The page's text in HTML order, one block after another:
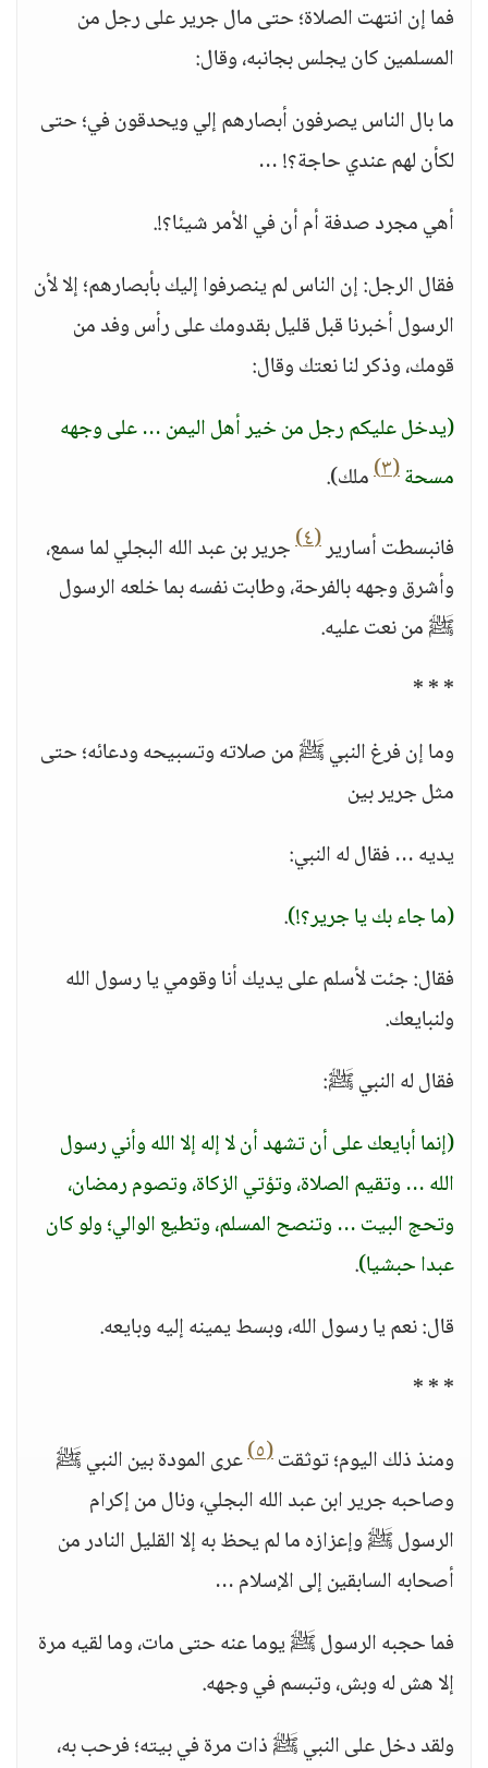
فما إن انتهت الصلاة؛ حتى مال جرير على رجل من
المسلمين كان يجلس بجانبه، وقال:
ما بال الناس يصرفون أبصارهم إلي ويحدقون في؛ حتى
لكأن لهم عندي حاجة؟! …
أهي مجرد صدفة أم أن في الأمر شيئا؟!.
فقال الرجل: إن الناس لم ينصرفوا إليك بأبصارهم؛ إلا لأن
الرسول أخبرنا قبل قليل بقدومك على رأس وفد من
قومك، وذكر لنا نعتك وقال:
(يدخل عليكم رجل من خير أهل اليمن … على وجهه
مسحة(٣)
ملك).
فانبسطت أسارير(٤)
جرير بن عبد الله البجلي لما سمع،
وأشرق وجهه بالفرحة، وطابت نفسه بما خلعه الرسول
ﷺ من نعت عليه.
* * *
وما إن فرغ النبي ﷺ من صلاته وتسبيحه ودعائه؛ حتى
مثل جرير بين
يديه … فقال له النبي:
(ما جاء بك يا جرير؟!).
فقال: جئت لأسلم على يديك أنا وقومي يا رسول الله
ولنبايعك.
فقال له النبي ﷺ:
(إنما أبايعك على أن تشهد أن لا إله إلا الله وأني رسول
الله … وتقيم الصلاة، وتؤتي الزكاة، وتصوم رمضان،
وتحج البيت … وتنصح المسلم، وتطيع الوالي؛ ولو كان
عبدا حبشيا).
قال: نعم يا رسول الله، وبسط يمينه إليه وبايعه.
* * *
ومنذ ذلك اليوم؛ توثقت(٥)
عرى المودة بين النبي ﷺ
وصاحبه جرير ابن عبد الله البجلي، ونال من إكرام
الرسول ﷺ وإعزازه ما لم يحظ به إلا القليل النادر من
أصحابه السابقين إلى الإسلام …
فما حجبه الرسول ﷺ يوما عنه حتى مات، وما لقيه مرة
إلا هش له وبش، وتبسم في وجهه.
ولقد دخل على النبي ﷺ ذات مرة في بيته؛ فرحب به،